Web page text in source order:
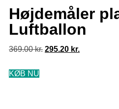
Højdemåler
Luftballon
369.00kr. 295.20 kr.
KØB NU